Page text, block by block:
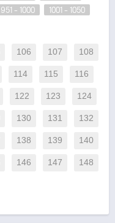
951 - 1000
1001 - 1050
106 107 108
114 115 116
122 123 124
130 131 132
138 139 140
146 147 148